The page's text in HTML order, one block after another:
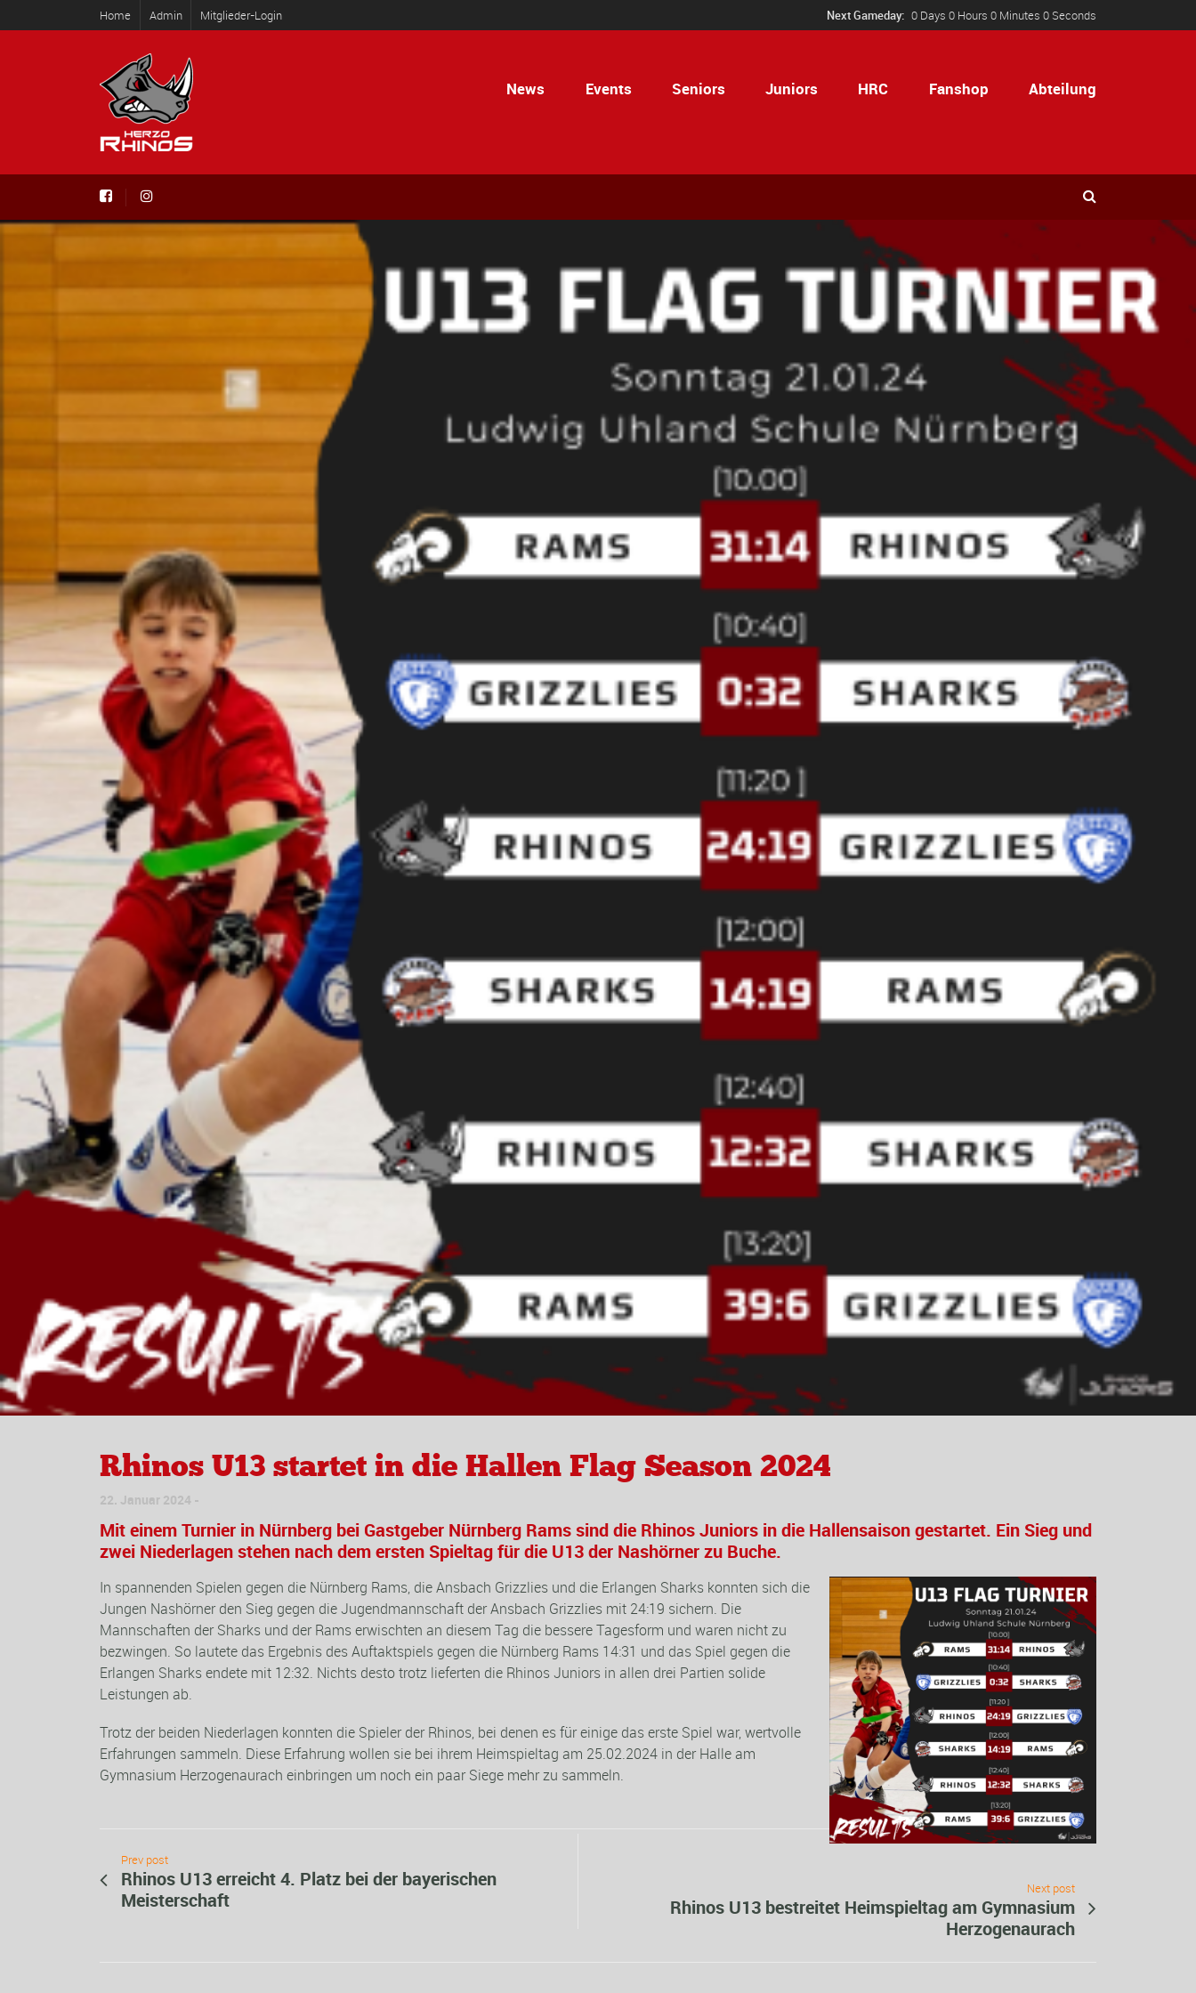
Home Admin Mitglieder-Login Next Gameday: 0 Days 0 Hours 0 Minutes 0 Seconds
News Events Seniors Juniors HRC Fanshop Abteilung
Rhinos U13 startet in die Hallen Flag Season 2024
22. Januar 2024
Mit einem Turnier in Nürnberg bei Gastgeber Nürnberg Rams sind die Rhinos Juniors in die Hallensaison gestartet. Ein Sieg und
zwei Niederlagen stehen nach dem ersten Spieltag für die U13 der Nashörner zu Buche.
In spannenden Spielen gegen die Nürnberg Rams, die Ansbach Grizzlies und die Erlangen Sharks konnten sich die
Jungen Nashörner den Sieg gegen die Jugendmannschaft der Ansbach Grizzlies mit 24:19 sichern. Die
Mannschaften der Sharks und der Rams erwischten an diesem Tag die bessere Tagesform und waren nicht zu
bezwingen. So lautete das Ergebnis des Auftaktspiels gegen die Nürnberg Rams 14:31 und das Spiel gegen die
Erlangen Sharks endete mit 12:32. Nichts desto trotz lieferten die Rhinos Juniors in allen drei Partien solide
Leistungen ab.
Trotz der beiden Niederlagen konnten die Spieler der Rhinos, bei denen es für einige das erste Spiel war, wertvolle
Erfahrungen sammeln. Diese Erfahrung wollen sie bei ihrem Heimspieltag am 25.02.2024 in der Halle am
Gymnasium Herzogenaurach einbringen um noch ein paar Siege mehr zu sammeln.
Prev post
Rhinos U13 erreicht 4. Platz bei der bayerischen
Meisterschaft
Next post
Rhinos U13 bestreitet Heimspieltag am Gymnasium
Herzogenaurach